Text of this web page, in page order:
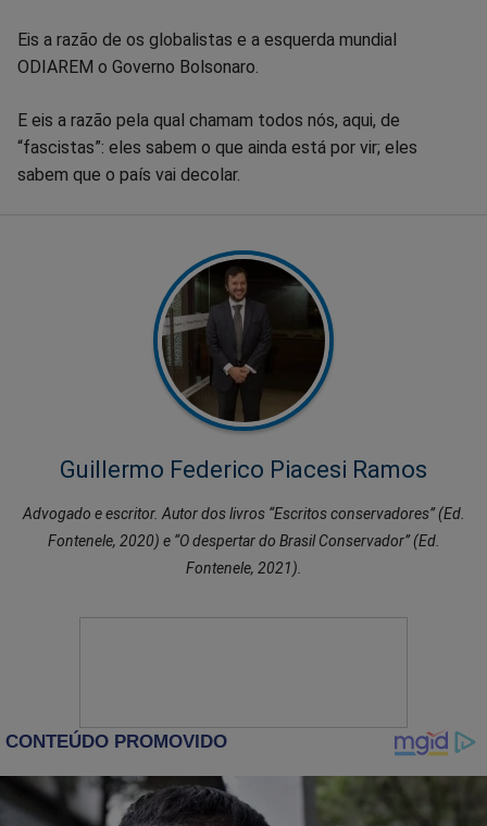
Eis a razão de os globalistas e a esquerda mundial
ODIAREM o Governo Bolsonaro.
E eis a razão pela qual chamam todos nós, aqui, de
“fascistas”: eles sabem o que ainda está por vir; eles
sabem que o país vai decolar.
Guillermo Federico Piacesi Ramos
Advogado e escritor. Autor dos livros “Escritos conservadores” (Ed.
Fontenele, 2020) e “O despertar do Brasil Conservador” (Ed.
Fontenele, 2021).